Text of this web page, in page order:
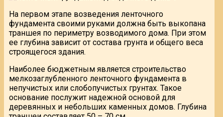
На первом этапе возведения ленточного
фундамента своими руками должна быть выкопана
траншея по периметру возводимого дома. При этом
ее глубина зависит от состава грунта и общего веса
строящегося здания.
Наиболее бюджетным является строительство
мелкозаглубленного ленточного фундамента в
непучистых или слобопучистых грунтах. Такое
основание послужит надежной основой для
деревянных и небольших каменных домов. Глубина